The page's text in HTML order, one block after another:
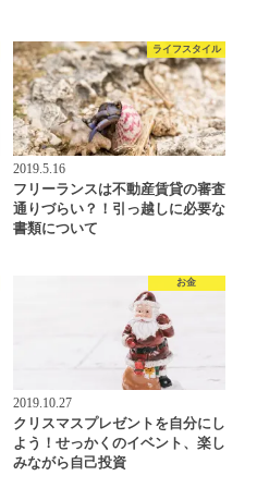
ライフスタイル
2019.5.16
フリーランスは不動産賃貸の審査
通りづらい？！引っ越しに必要な
書類について
お金
2019.10.27
クリスマスプレゼントを自分にし
よう！せっかくのイベント、楽し
みながら自己投資